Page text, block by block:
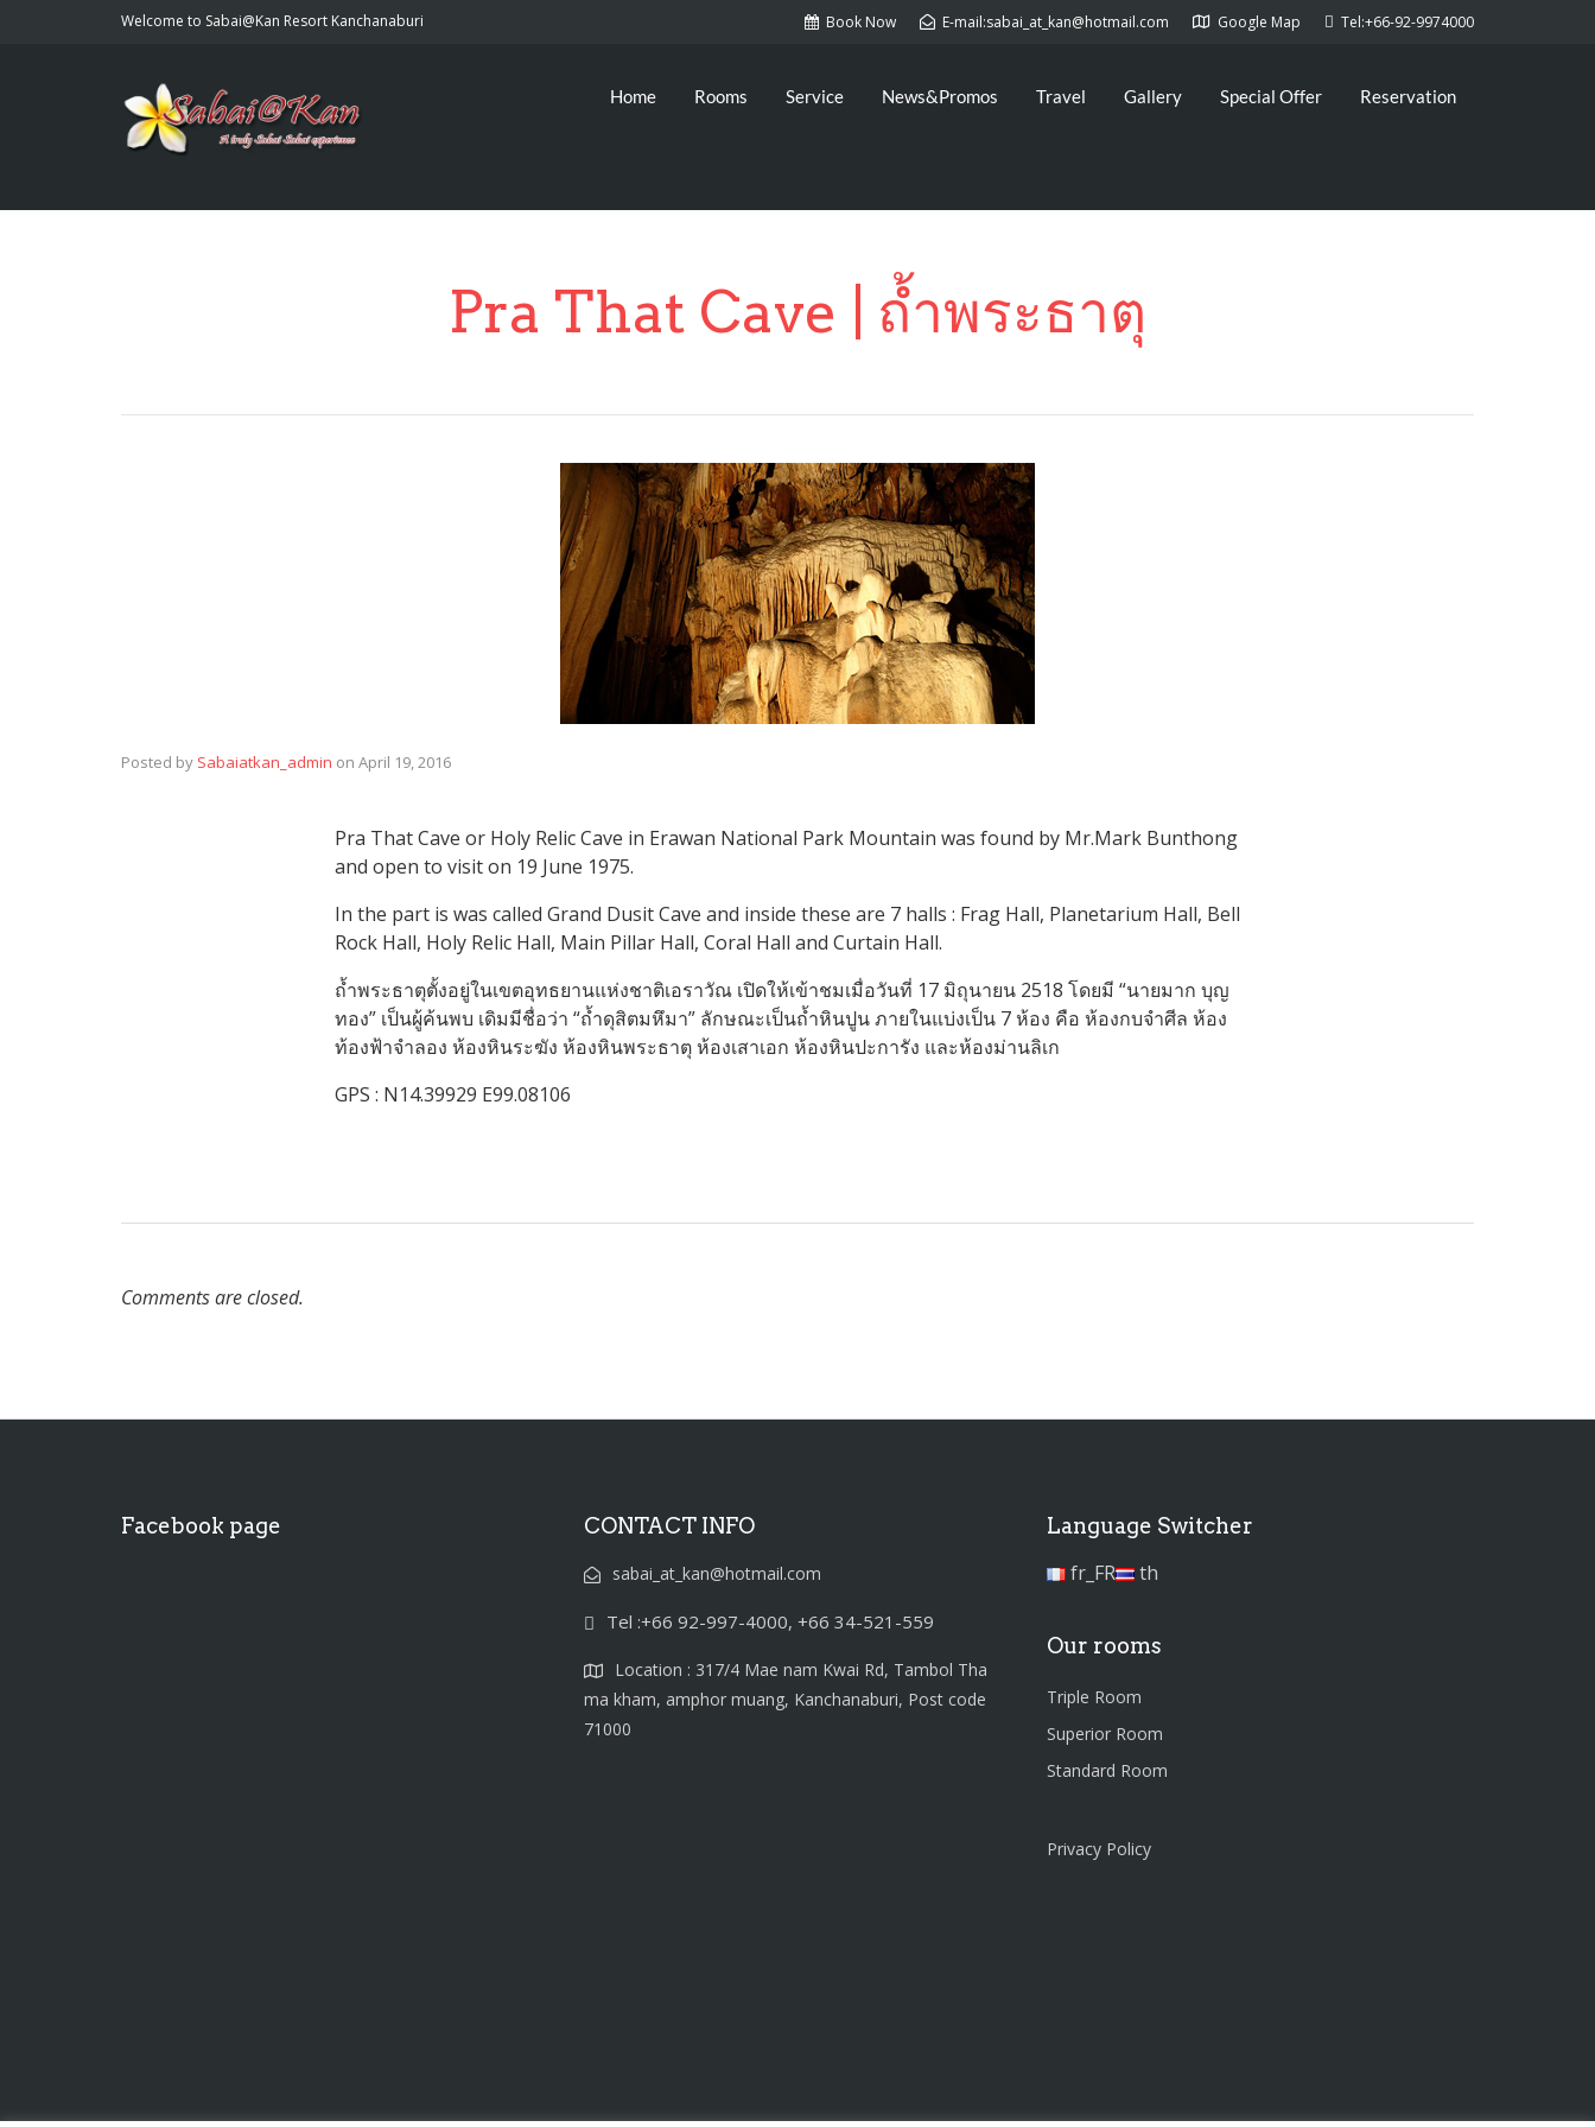
Welcome to Sabai@Kan Resort Kanchanaburi Book Now E-mail:sabai_at_kan@hotmail.com Google Map Tel:+66-92-9974000
Home Rooms Service News&Promos Travel Gallery Special Offer Reservation
Pra That Cave | ถ้ำพระธาตุ
Posted by Sabaiatkan_admin on April 19, 2016
Pra That Cave or Holy Relic Cave in Erawan National Park Mountain was found by Mr.Mark Bunthong
and open to visit on 19 June 1975.
In the part is was called Grand Dusit Cave and inside these are 7 halls : Frag Hall, Planetarium Hall, Bell
Rock Hall, Holy Relic Hall, Main Pillar Hall, Coral Hall and Curtain Hall.
ถ้ำพระธาตุตั้งอยู่ในเขตอุทธยานแห่งชาติเอราวัณ เปิดให้เข้าชมเมื่อวันที่ 17 มิถุนายน 2518 โดยมี “นายมาก บุญ
ทอง” เป็นผู้ค้นพบ เดิมมีชื่อว่า “ถ้ำดุสิตมหึมา” ลักษณะเป็นถ้ำหินปูน ภายในแบ่งเป็น 7 ห้อง คือ ห้องกบจำศีล ห้อง
ท้องฟ้าจำลอง ห้องหินระฆัง ห้องหินพระธาตุ ห้องเสาเอก ห้องหินปะการัง และห้องม่านลิเก
GPS : N14.39929 E99.08106
Comments are closed.
Facebook page CONTACT INFO
sabai_at_kan@hotmail.com
Tel :+66 92-997-4000, +66 34-521-559
Location : 317/4 Mae nam Kwai Rd, Tambol Tha
ma kham, amphor muang, Kanchanaburi, Post code
71000
Language Switcher
fr_FR th
Our rooms
Triple Room
Superior Room
Standard Room
Privacy Policy